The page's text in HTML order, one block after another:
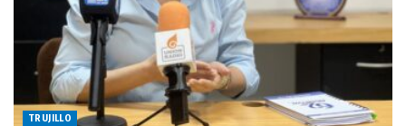
TRUJILLO